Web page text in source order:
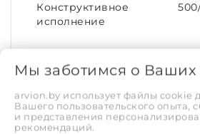
Конструктивное
исполнение
размер
Материал корпуса
Мы заботимся о Ваших
arvion.by использует файлы cookie
Вашего пользовательского опыта,
и представления
рекомендаций.